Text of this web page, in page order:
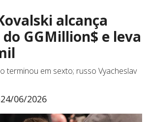
alcança
GGMillion$ e leva
terminou em sexto; russo Vyacheslav
24/06/2026